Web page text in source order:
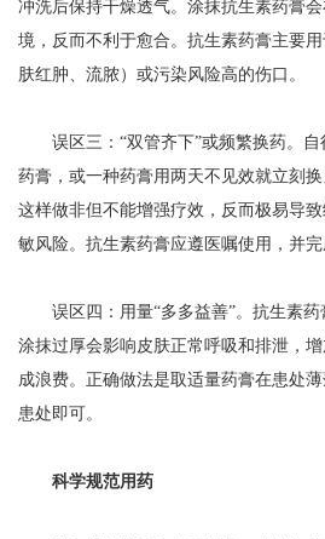
冲洗后保持干燥透气。涂抹抗生素药膏
境，反而不利于愈合。抗生素药膏主要
肤红肿、流脓）或污染风险高的伤口。
误区三：“双管齐下”或频繁换药。自
药膏，或一种药膏用两天不见效就立刻换
这样做非但不能增强疗效，反而极易导
敏风险。抗生素药膏应遵医嘱使用，并完
误区四：用量“多多益善”。抗生素药
涂抹过厚会影响皮肤正常呼吸和排泄，
成浪费。正确做法是取适量药膏在患处
患处即可。
科学规范用药